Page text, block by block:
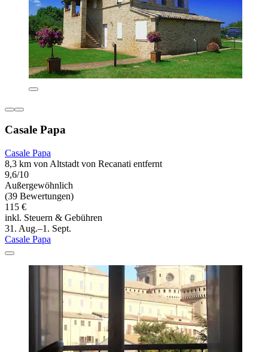
Casale Papa
Casale Papa
8,3 km von Altstadt von Recanati entfernt
9,6/10
Außergewöhnlich
(39 Bewertungen)
115 €
inkl. Steuern & Gebühren
31. Aug.–1. Sept.
Casale Papa